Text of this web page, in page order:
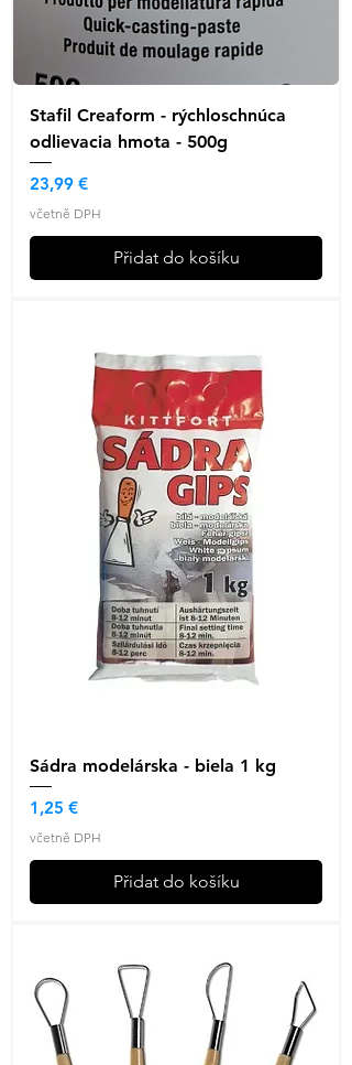
Stafil Creaform - rýchloschnúca
odlievacia hmota - 500g
Cena
23,99 €
včetně DPH
Přidat do košíku
Sádra modelárska - biela 1 kg
Cena
1,25 €
včetně DPH
Přidat do košíku